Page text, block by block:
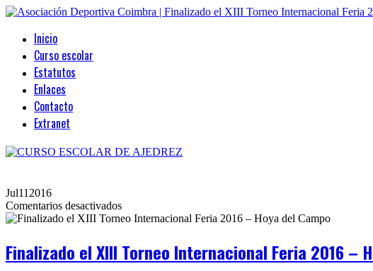
Inicio
Curso escolar
Estatutos
Enlaces
Contacto
Extranet
Jul11 2016
Comentarios desactivadosen
Finalizado
Torneo
Finalizado el XIII Torneo Internacional Feria 2016 –